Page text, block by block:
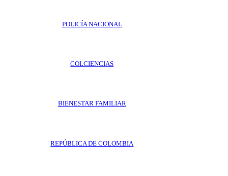
POLICÍA NACIONAL
COLCIENCIAS
BIENESTAR FAMILIAR
REPÚBLICA DE COLOMBIA